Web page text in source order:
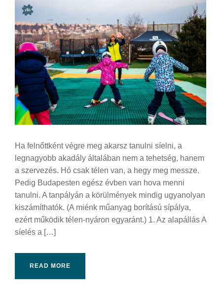
Ha felnőttként végre meg akarsz tanulni síelni, a
legnagyobb akadály általában nem a tehetség, hanem
a szervezés. Hó csak télen van, a hegy meg messze.
Pedig Budapesten egész évben van hova menni
tanulni. A tanpályán a körülmények mindig ugyanolyan
kiszámíthatók. (A miénk műanyag borítású sípálya,
ezért működik télen-nyáron egyaránt.) 1. Az alapállás A
síelés a […]
READ MORE